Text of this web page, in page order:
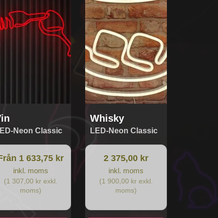
Neon Classic
1 633,75 kr
inkl. moms
(1 307,00 kr exkl.
moms)
Whisky
LED-Neon Classic
2 375,00 kr
inkl. moms
(1 900,00 kr exkl.
moms)